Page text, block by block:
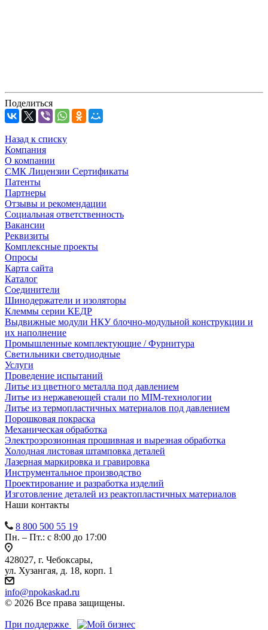
Поделиться
Назад к списку
Компания
О компании
СМК Лицензии Сертификаты
Патенты
Партнеры
Отзывы и рекомендации
Социальная ответственность
Вакансии
Реквизиты
Комплексные проекты
Опросы
Карта сайта
Каталог
Соединители
Шинодержатели и изоляторы
Клеммы серии КЕДР
Выдвижные модули НКУ блочно-модульной конструкции и
их наполнение
Промышленные комплектующие / Фурнитура
Светильники светодиодные
Услуги
Проведение испытаний
Литье из цветного металла под давлением
Литье из нержавеющей стали по MIM-технологии
Литье из термопластичных материалов под давлением
Порошковая покраска
Механическая обработка
Электроэрозионная прошивная и вырезная обработка
Холодная листовая штамповка деталей
Лазерная маркировка и гравировка
Инструментальное производство
Проектирование и разработка изделий
Изготовление деталей из реактопластичных материалов
Наши контакты
8 800 500 55 19
Пн. – Пт.: с 8:00 до 17:00
428027, г. Чебоксары,
ул. Хузангая, д. 18, корп. 1
info@npokaskad.ru
© 2026 Все права защищены.
При поддержке